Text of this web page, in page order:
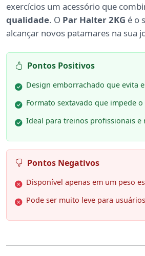
exercícios um acessório que
qualidade. O Par Halter 2KG é o
alcançar novos patamares na sua
Pontos Positivos
Design emborrachado que evita
Formato sextavado que impede
Ideal para treinos profissionais e
Pontos Negativos
Disponível apenas em um peso
Pode ser muito leve para